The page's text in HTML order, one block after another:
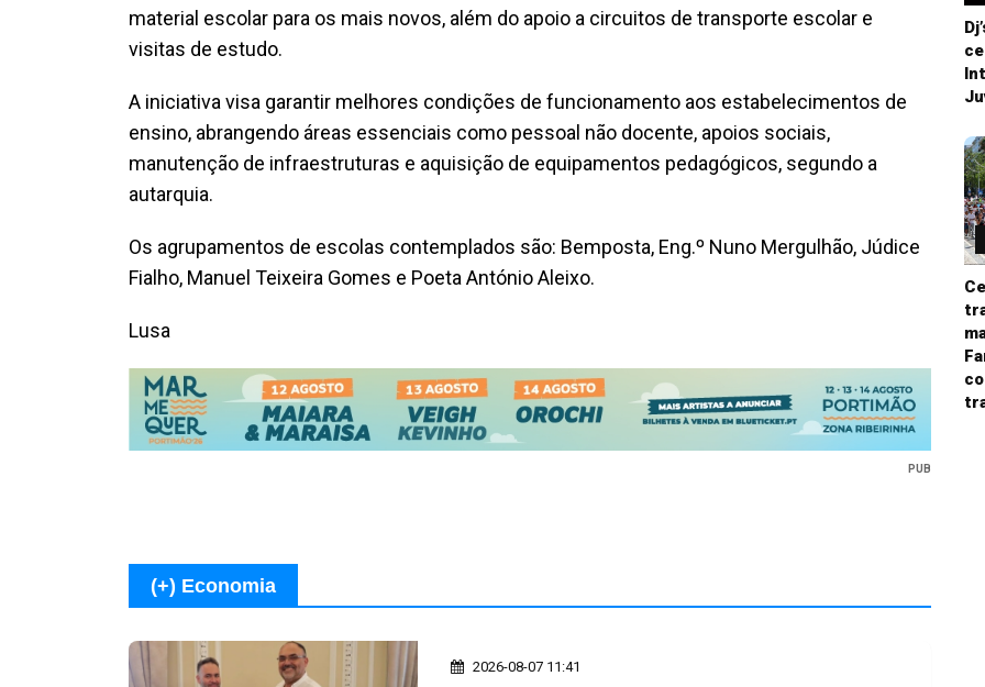
material escolar para os mais novos, além do apoio a circuitos de transporte escolar e
visitas de estudo.
A iniciativa visa garantir melhores condições de funcionamento aos estabelecimentos de
ensino, abrangendo áreas essenciais como pessoal não docente, apoios sociais,
manutenção de infraestruturas e aquisição de equipamentos pedagógicos, segundo a
autarquia.
Os agrupamentos de escolas contemplados são: Bemposta, Eng.º Nuno Mergulhão, Júdice
Fialho, Manuel Teixeira Gomes e Poeta António Aleixo.
Lusa
PUB
(+) Economia
2026-08-07 11:41